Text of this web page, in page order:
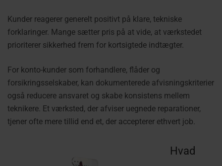
Kunder reagerer generelt positivt på klare, tekniske
forklaringer. Mange sætter pris på at vide, at værkstedet
prioriterer sikkerhed frem for kortsigtede indtægter.
For konto-kunder som forhandlere, flåder og
forsikringsselskaber, kan dokumenterede afvisningskriterier
også reducere ansvaret og skabe konsistens mellem
teknikere. Et værksted, der afviser uegnede reparationer,
tjener ofte mere tillid end et, der accepterer ethvert job.
Hvad